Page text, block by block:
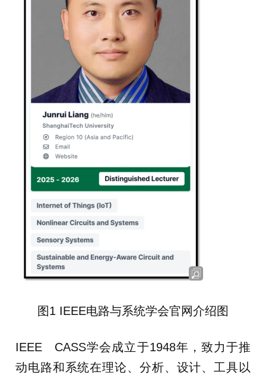
图1 IEEE电路与系统学会官网介绍图
IEEE CASS学会成立于1948年，致力于推
动电路和系统在理论、分析、设计、工具以